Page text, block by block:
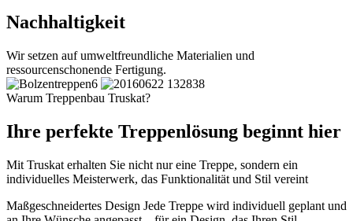
Nachhaltigkeit
Wir setzen auf umweltfreundliche Materialien und
ressourcenschonende Fertigung.
Warum Treppenbau Truskat?
Ihre perfekte Treppenlösung beginnt hier
Mit Truskat erhalten Sie nicht nur eine Treppe, sondern ein
individuelles Meisterwerk, das Funktionalität und Stil vereint
Maßgeschneidertes Design Jede Treppe wird individuell geplant und